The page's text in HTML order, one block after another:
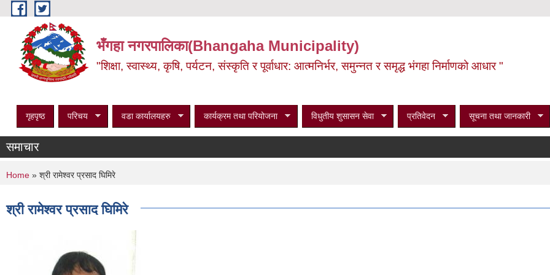
Skip to main content
भँगहा नगरपालिका(Bhangaha Municipality)
"शिक्षा, स्वास्थ्य, कृषि, पर्यटन, संस्कृति र पूर्वाधार: आत्मनिर्भर, समुन्नत र समृद्ध भंगहा निर्माणको आधार "
गृहपृष्ठ परिचय वडा कार्यालयहरु कार्यक्रम तथा परियोजना विधुतीय शुसासन सेवा प्रतिवेदन सूचना तथा जानकारी
समाचार
You are here
Home » श्री रामेश्वर प्रसाद घिमिरे
श्री रामेश्वर प्रसाद घिमिरे